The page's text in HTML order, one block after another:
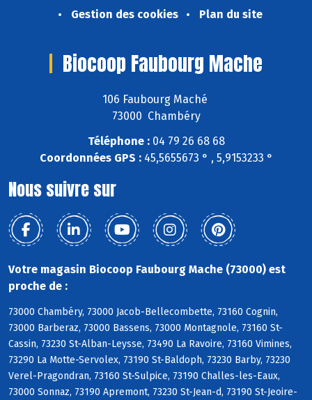
Gestion des cookies
Plan du site
Biocoop Faubourg Mache
106 Faubourg Maché
73000 Chambéry
Téléphone :04 79 26 68 68
Coordonnées GPS :45,5655673 ° , 5,9153233 °
Nous suivre sur
Votre magasin Biocoop Faubourg Mache (73000) est
proche de :
73000 Chambéry, 73000 Jacob-Bellecombette, 73160 Cognin,
73000 Barberaz, 73000 Bassens, 73000 Montagnole, 73160 St-
Cassin, 73230 St-Alban-Leysse, 73490 La Ravoire, 73160 Vimines,
73290 La Motte-Servolex, 73190 St-Baldoph, 73230 Barby, 73230
Verel-Pragondran, 73160 St-Sulpice, 73190 Challes-les-Eaux,
73000 Sonnaz, 73190 Apremont, 73230 St-Jean-d, 73190 St-Jeoire-